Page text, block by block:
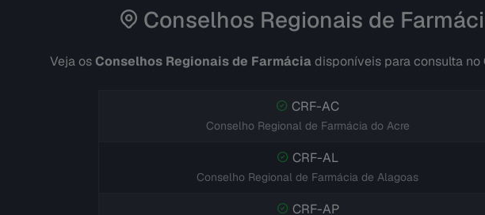
Conselhos Regionais de
Veja osConselhos Regionais de Farmáciadisponíveis para consulta no
CRF-AC
Conselho Regional de Farmácia do Acre
CRF-AL
Conselho Regional de Farmácia de Alagoas
CRF-AP